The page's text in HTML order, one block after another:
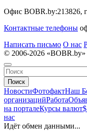
Офис BOBR.by:213826,
Контактные телефоны
Написать письмо О нас
© 2006-2026 «BOBR.by»
Поиск
НовостиФотофактНаш
организацийРабота
на порталеКурсы валют
нас
Идёт обмен данными...